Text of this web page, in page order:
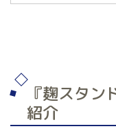
『麹スタ
紹介